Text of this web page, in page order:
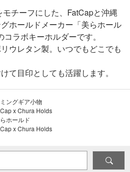
チーフにした、FatCapと沖縄
ホールドメーカー「美らホール
ラボキーホルダーです。
ウレタン製。いつでもどこでも
て目印としても活躍します。
ングギア小物
x Chura Holds
ホールド
x Chura Holds